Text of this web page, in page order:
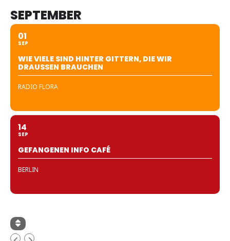
SEPTEMBER
01
SEP
WIE VIELE SIND HINTER GITTERN, DIE WIR
DRAUSSEN BRAUCHEN
RADIO FLORA
14
SEP
GEFANGENEN INFO CAFÉ
BERLIN